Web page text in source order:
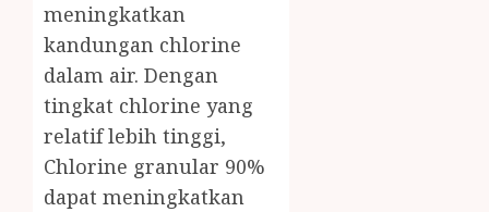
meningkatkan
kandungan chlorine
dalam air. Dengan
tingkat chlorine yang
relatif lebih tinggi,
Chlorine granular 90%
dapat meningkatkan